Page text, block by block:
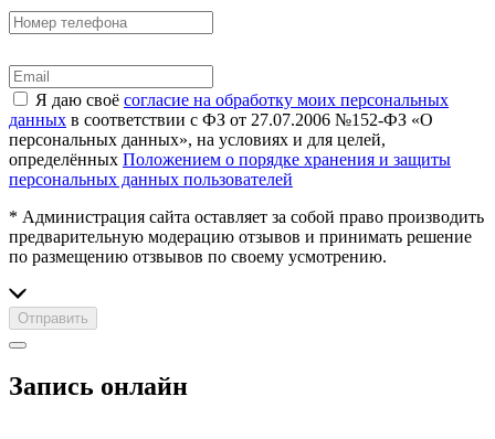
Я даю своё согласие на обработку моих персональных
данных в соответствии с ФЗ от 27.07.2006 №152-ФЗ «О
персональных данных», на условиях и для целей,
определённых Положением о порядке хранения и защиты
персональных данных пользователей
* Администрация сайта оставляет за собой право производить
предварительную модерацию отзывов и принимать решение
по размещению отзвывов по своему усмотрению.
Отправить
Запись онлайн